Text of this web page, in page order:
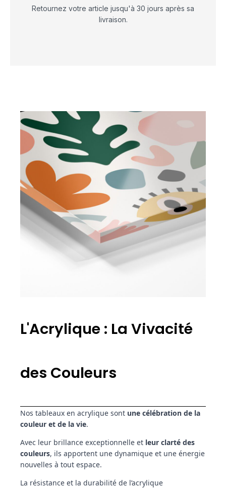
Retournez votre article jusqu'à 30 jours après sa
livraison.
L'Acrylique : La Vivacité
des Couleurs
Nos tableaux en acrylique sont une célébration de la
couleur et de la vie.
Avec leur brillance exceptionnelle et leur clarté des
couleurs, ils apportent une dynamique et une énergie
nouvelles à tout espace.
La résistance et la durabilité de l’acrylique